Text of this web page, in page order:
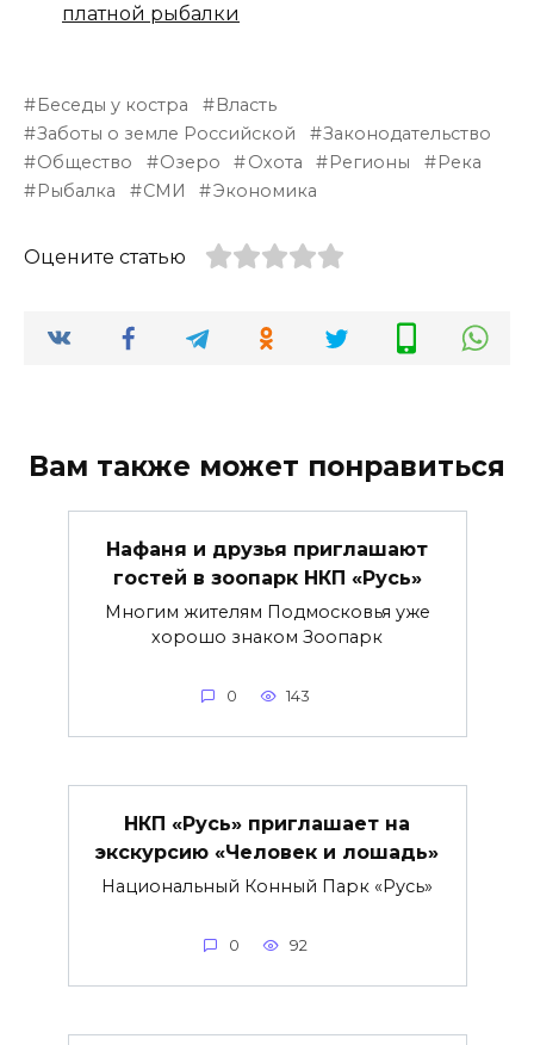
платной рыбалки
Беседы у костра
Власть
Заботы о земле Российской
Законодательство
Общество
Озеро Охота Регионы
Река
Рыбалка
СМИ Экономика
Оцените статью
Вам также может понравиться
Нафаня и друзья приглашают
гостей в зоопарк НКП «Русь»
Многим жителям Подмосковья уже
хорошо знаком Зоопарк
0 143
НКП «Русь» приглашает на
экскурсию «Человек и лошадь»
Национальный Конный Парк «Русь»
0 92